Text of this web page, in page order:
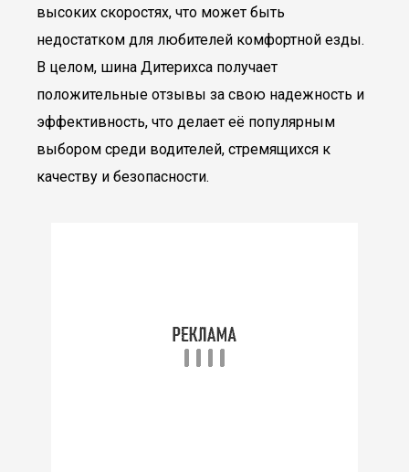
высоких скоростях, что может быть
недостатком для любителей комфортной езды.
В целом, шина Дитерихса получает
положительные отзывы за свою надежность и
эффективность, что делает её популярным
выбором среди водителей, стремящихся к
качеству и безопасности.